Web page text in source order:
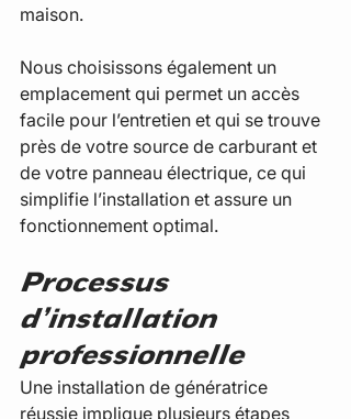
maison.
Nous choisissons également un
emplacement qui permet un accès
facile pour l’entretien et qui se trouve
près de votre source de carburant et
de votre panneau électrique, ce qui
simplifie l’installation et assure un
fonctionnement optimal.
Processus
d’installation
professionnelle
Une installation de génératrice
réussie implique plusieurs étapes